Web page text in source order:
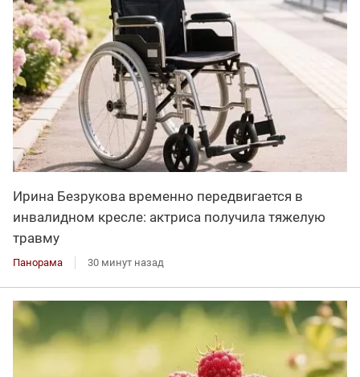
Ирина Безрукова временно передвигается в
инвалидном кресле: актриса получила тяжелую
травму
Панорама 30 минут назад